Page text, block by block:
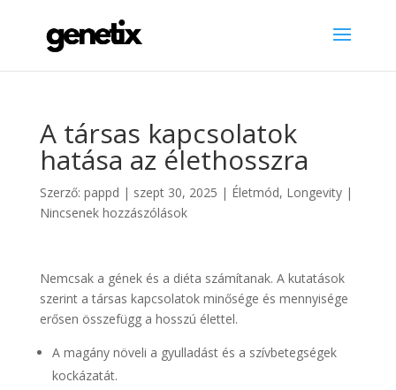
A társas kapcsolatok
hatása az élethosszra
Szerző: pappd | szept 30, 2025 | Életmód, Longevity|
Nincsenek hozzászólások
Nemcsak a gének és a diéta számítanak. A kutatások
szerint a társas kapcsolatok minősége és mennyisége
erősen összefügg a hosszú élettel.
A magány növeli a gyulladást és a szívbetegségek
kockázatát.